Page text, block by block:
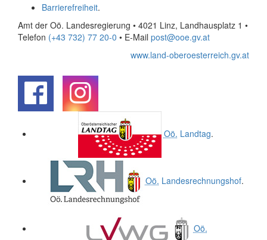
Barrierefreiheit.
Amt der Oö. Landesregierung • 4021 Linz, Landhausplatz 1 •
Telefon (+43 732) 77 20-0 • E-Mail post@ooe.gv.at
www.land-oberoesterreich.gv.at
Oö. Landtag.
Oö. Landesrechnungshof.
Oö.